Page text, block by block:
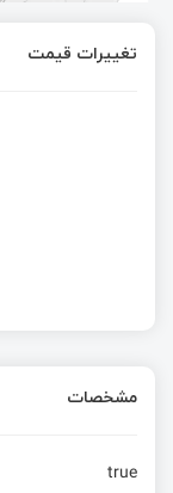
تغییرات قیمت
مشخصات
true